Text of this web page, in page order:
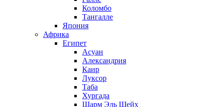
Коломбо
Тангалле
Япония
Африка
Египет
Асуан
Александрия
Каир
Луксор
Таба
Хургада
Шарм Эль Шейх